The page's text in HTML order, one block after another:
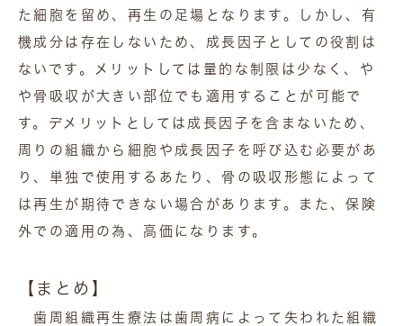
た細胞を留め、再生の足場となります。しかし、有
機成分は存在しないため、成長因子としての役割は
ないです。メリットしては量的な制限は少なく、や
や骨吸収が大きい部位でも適用することが可能で
す。デメリットとしては成長因子を含まないため、
周りの組織から細胞や成長因子を呼び込む必要があ
り、単独で使用するあたり、骨の吸収形態によって
は再生が期待できない場合があります。また、保険
外での適用の為、高価になります。
【まとめ】
歯周組織再生療法は歯周病によって失われた組織